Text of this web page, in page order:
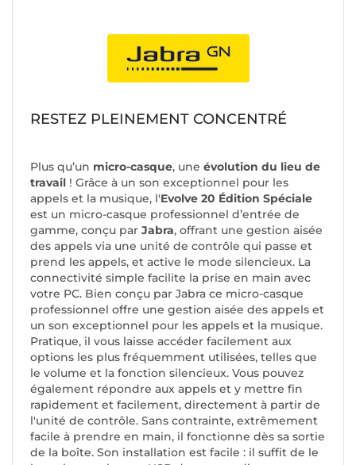
RESTEZ PLEINEMENT CONCENTRÉ
Plus qu’un micro-casque, une évolution du lieu de
travail ! Grâce à un son exceptionnel pour les
appels et la musique, l'Evolve 20 Édition Spéciale
est un micro-casque professionnel d’entrée de
gamme, conçu par Jabra, offrant une gestion aisée
des appels via une unité de contrôle qui passe et
prend les appels, et active le mode silencieux. La
connectivité simple facilite la prise en main avec
votre PC. Bien conçu par Jabra ce micro-casque
professionnel offre une gestion aisée des appels et
un son exceptionnel pour les appels et la musique.
Pratique, il vous laisse accéder facilement aux
options les plus fréquemment utilisées, telles que
le volume et la fonction silencieux. Vous pouvez
également répondre aux appels et y mettre fin
rapidement et facilement, directement à partir de
l'unité de contrôle. Sans contrainte, extrêmement
facile à prendre en main, il fonctionne dès sa sortie
de la boîte. Son installation est facile : il suffit de le